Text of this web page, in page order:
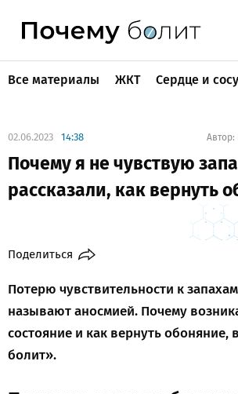
Все материалы ЖКТ Сердце и
02.06.2023 14:38 Автор:
Почему я не чувствую
рассказали, как вернуть
Поделиться
Потерю чувствительности к
называют аносмией. Почему
состояние и как вернуть обоняние,
болит».